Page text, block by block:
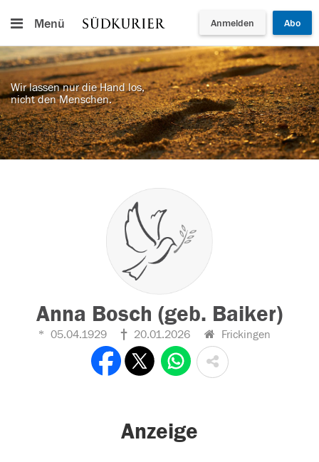
Menü Anmelden Abo
Wir lassen nur die Hand los,
nicht den Menschen.
Anna Bosch (geb. Baiker)
05.04.1929 20.01.2026 Frickingen
Anzeige